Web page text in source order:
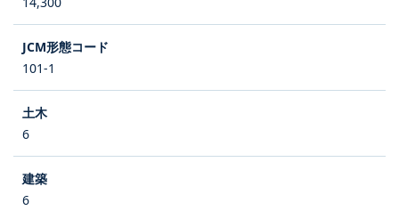
101-1
6
6